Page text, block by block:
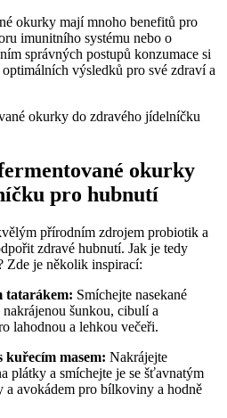
okurky mají mnoho benefitů pro
imunitního systému nebo o
správných postupů konzumace si
výsledků pro své zdraví a
okurky
pro hubnutí
přírodním zdrojem probiotik a
zdravé hubnutí. Jak je tedy
Zde je několik inspirací:
tatarákem: Smíchejte nasekané
šunkou, cibulí a
lahodnou a lehkou večeři.
kuřecím masem: Nakrájejte
plátky a smíchejte je se šťavnatým
a avokádem pro bílkoviny a hodně